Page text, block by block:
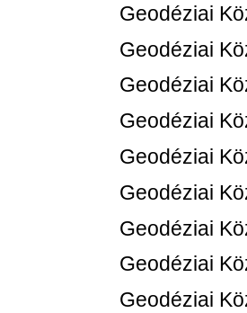
Geodéziai
Geodéziai
Geodéziai
Geodéziai
Geodéziai
Geodéziai
Geodéziai
Geodéziai
Geodéziai